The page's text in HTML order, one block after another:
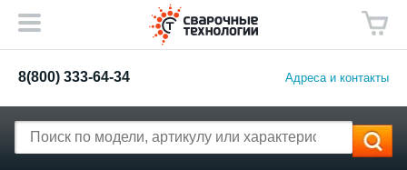
8(800) 333-64-34 Адреса и контакты